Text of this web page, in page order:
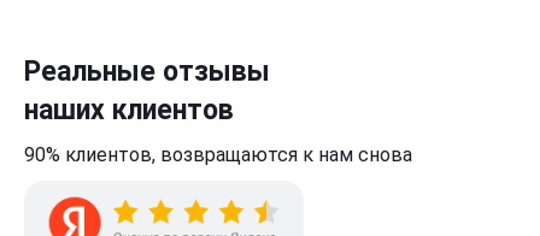
Реальные отзывы
наших клиентов
90% клиентов, возвращаются к нам снова